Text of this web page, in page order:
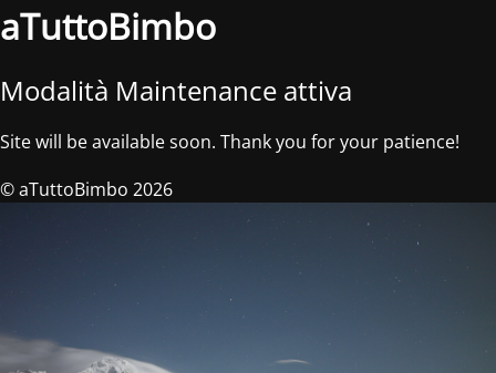
aTuttoBimbo
Modalità Maintenance attiva
Site will be available soon. Thank you for your patience!
© aTuttoBimbo 2026